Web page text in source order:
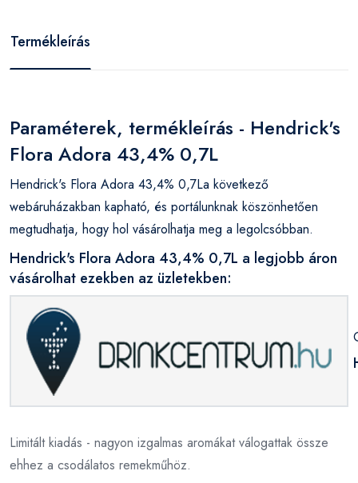
Termékleírás
Paraméterek, termékleírás - Hendrick's
Flora Adora 43,4% 0,7L
Hendrick's Flora Adora 43,4% 0,7La következő
webáruházakban kapható, és portálunknak köszönhetően
megtudhatja, hogy hol vásárolhatja meg a legolcsóbban.
Hendrick's Flora Adora 43,4% 0,7L a legjobb áron
vásárolhat ezekben az üzletekben:
Limitált kiadás - nagyon izgalmas aromákat válogattak össze
ehhez a csodálatos remekműhöz.